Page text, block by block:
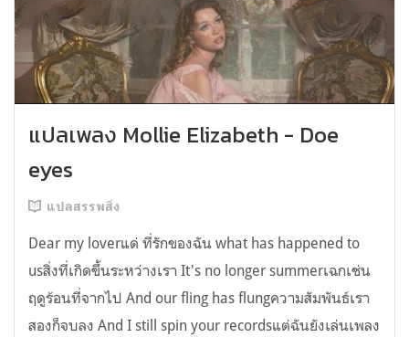
แปลเพลง Mollie Elizabeth - Doe
eyes
แปลสรรพสิ่ง
Dear my loverแด่ ที่รักของฉัน what has happened to
usสิ่งที่เกิดขึ้นระหว่างเรา It's no longer summerเฉกเช่น
ฤดูร้อนที่จากไป And our fling has flungความสัมพันธ์เรา
สองก็จบลง And I still spin your recordsแต่ฉันยังเล่นเพลง